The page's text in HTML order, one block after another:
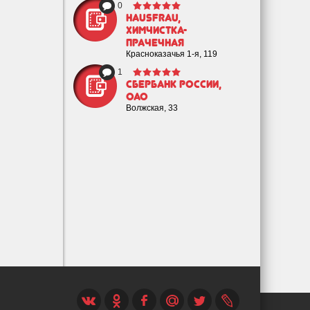
0
HAUSFRAU,
химчистка-
прачечная
Красноказачья 1-я, 119
1
Сбербанк России,
ОАО
Волжская, 33